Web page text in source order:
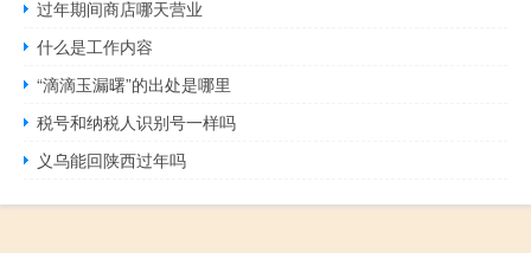
过年期间商店哪天营业
什么是工作内容
“滴滴玉漏曙”的出处是哪里
税号和纳税人识别号一样吗
义乌能回陕西过年吗